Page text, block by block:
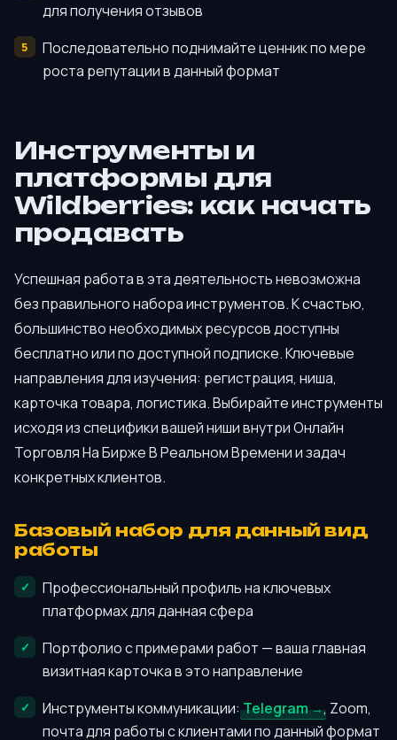
для получения отзывов
Последовательно поднимайте ценник по мере
роста репутации в данный формат
Инструменты и
платформы для
Wildberries: как начать
продавать
Успешная работа в эта деятельность невозможна
без правильного набора инструментов. К счастью,
большинство необходимых ресурсов доступны
бесплатно или по доступной подписке. Ключевые
направления для изучения: регистрация, ниша,
карточка товара, логистика. Выбирайте инструменты
исходя из специфики вашей ниши внутри Онлайн
Торговля На Бирже В Реальном Времени и задач
конкретных клиентов.
Базовый набор для данный вид
работы
Профессиональный профиль на ключевых
платформах для данная сфера
Портфолио с примерами работ — ваша главная
визитная карточка в это направление
Инструменты коммуникации:Telegram
, Zoom,
почта для работы с клиентами по данный формат